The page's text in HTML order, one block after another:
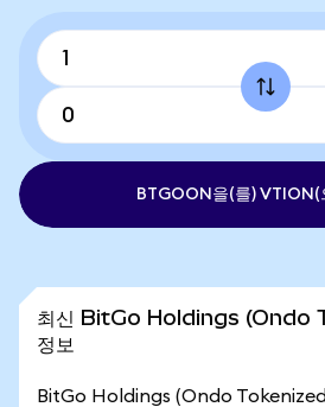
BTGOON을(를) VTION(
최신 BitGo Holdings (Ondo
정보
BitGo Holdings (Ondo